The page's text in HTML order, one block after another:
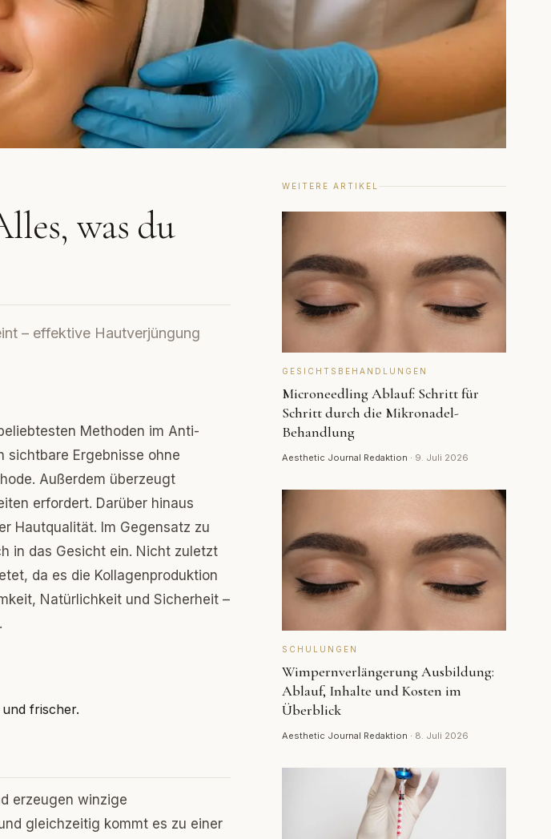
was du
– effektive Hautverjüngung
Methoden im Anti-
sichtbare Ergebnisse ohne
Außerdem überzeugt
erfordert. Darüber hinaus
Hautqualität. Im Gegensatz zu
in das Gesicht ein. Nicht zuletzt
da es die Kollagenproduktion
Natürlichkeit und Sicherheit –
frischer.
erzeugen winzige
gleichzeitig kommt es zu einer
WEITERE ARTIKEL
GESICHTSBEHANDLUNGEN
Microneedling Ablauf: Schritt für
Schritt durch die Mikronadel-
Behandlung
Aesthetic Journal Redaktion · 9. Juli 2026
SCHULUNGEN
Wimpernverlängerung Ausbildung:
Ablauf, Inhalte und Kosten im
Überblick
Aesthetic Journal Redaktion · 8. Juli 2026